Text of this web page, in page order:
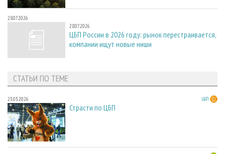
28.07.2026
28.07.2026
ЦБП России в 2026 году: рынок перестраивается,
компании ищут новые ниши
СТАТЬИ ПО ТЕМЕ
23.03.2026 ЦБП
Страсти по ЦБП